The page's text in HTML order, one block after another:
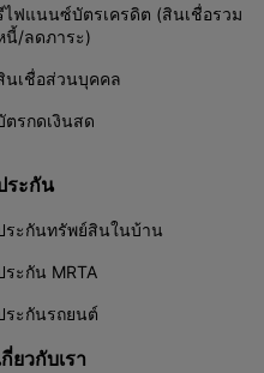
ไฟแนนซ์บัตรเครดิต (สินเชื่อรวม
นี้/ลดภาระ)
นเชื่อส่วนบุคคล
ตรกดเงินสด
ระกัน
ระกันทรัพย์สินในบ้าน
ระกัน MRTA
ระกันรถยนต์
กี่ยวกับเรา